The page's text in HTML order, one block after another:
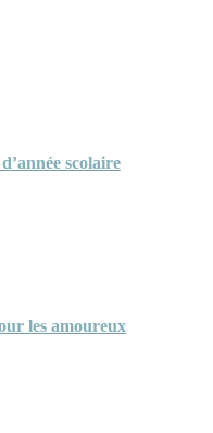
scolaire
les amoureux